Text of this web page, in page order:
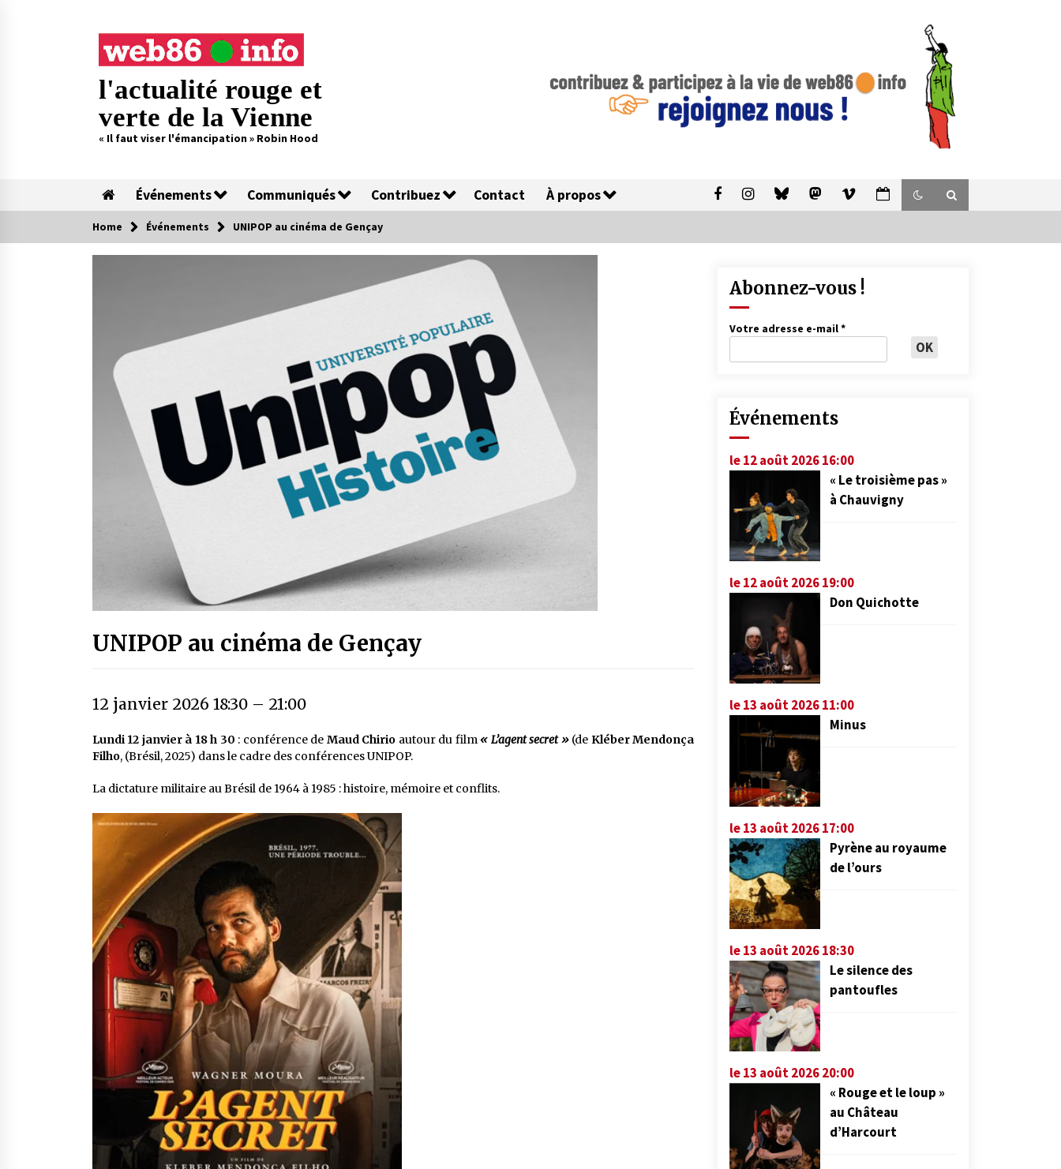
l'actualité rouge et
verte de la Vienne
« Il faut viser l'émancipation » Robin Hood
Événements Communiqués Contribuez Contact À propos
Home Événements UNIPOP au cinéma de Gençay
UNIPOP au cinéma de Gençay
12 janvier 2026 18:30 – 21:00
Lundi 12 janvier à 18 h 30 : conférence de Maud Chirio autour du film« L’agent secret »(de Kléber Mendonça
Filho, (Brésil, 2025) dans le cadre des conférences UNIPOP.
La dictature militaire au Brésil de 1964 à 1985 : histoire, mémoire et conflits.
Abonnez-vous !
Votre adresse e-mail*
Événements
le 12 août 2026 16:00
« Le troisième pas »
à Chauvigny
le 12 août 2026 19:00
Don Quichotte
le 13 août 2026 11:00
Minus
le 13 août 2026 17:00
Pyrène au royaume
de l’ours
le 13 août 2026 18:30
Le silence des
pantoufles
le 13 août 2026 20:00
« Rouge et le loup »
au Château
d’Harcourt